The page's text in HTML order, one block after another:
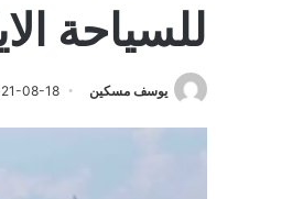
للسياحة
يوسف مسكين 08-18